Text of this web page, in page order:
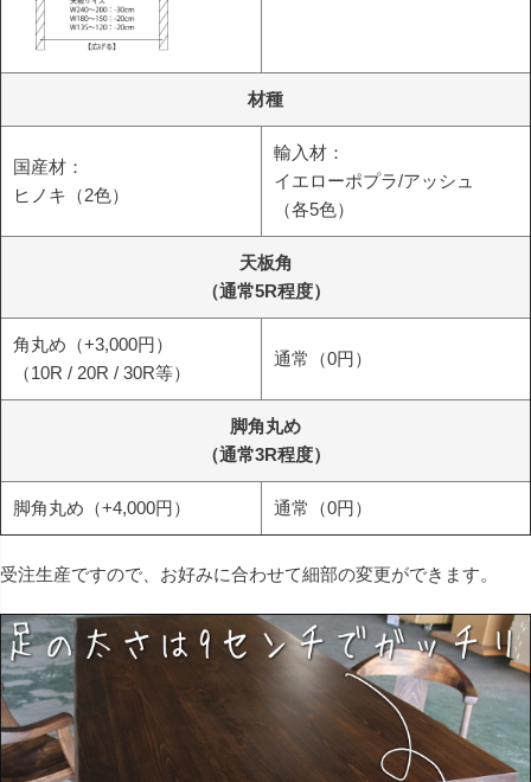
材種
国産材：
ヒノキ（2色）
輸入材：
イエローポプラ/アッシュ
（各5色）
天板角
（通常5R程度）
角丸め（+3,000円）
（10R / 20R / 30R等）
通常（0円）
脚角丸め
（通常3R程度）
脚角丸め（+4,000円） 通常（0円）
受注生産ですので、お好みに合わせて細部の変更ができます。